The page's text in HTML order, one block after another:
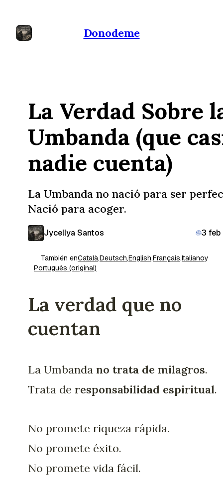
Donodeme
La Verdad Sobre
Umbanda (que
nadie cuenta)
La Umbanda no nació para ser
Nació para acoger.
Jycellya Santos 3
También enCatalà,Deutsch,English,Français,Italianoy
Português (original)
La verdad que no
cuentan
La Umbanda no trata de milagros.
Trata de responsabilidad espiritual.
No promete riqueza rápida.
No promete éxito.
No promete vida fácil.